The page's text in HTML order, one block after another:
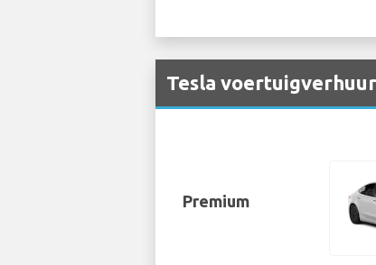
Tesla
Premium